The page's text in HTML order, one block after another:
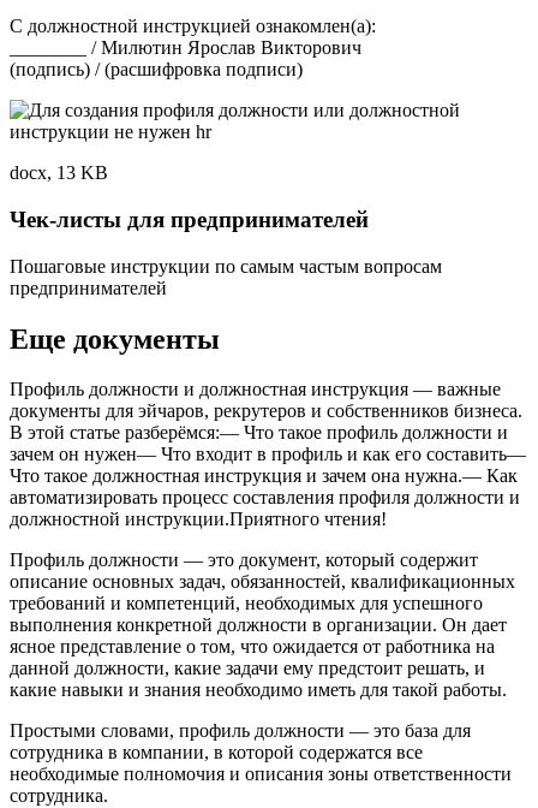
С должностной инструкцией ознакомлен(а):
________ / Милютин Ярослав Викторович
(подпись) / (расшифровка подписи)
docx, 13 KB
Чек-листы для предпринимателей
Пошаговые инструкции по самым частым вопросам
предпринимателей
Еще документы
Профиль должности и должностная инструкция — важные
документы для эйчаров, рекрутеров и собственников бизнеса.
В этой статье разберёмся:— Что такое профиль должности и
зачем он нужен— Что входит в профиль и как его составить—
Что такое должностная инструкция и зачем она нужна.— Как
автоматизировать процесс составления профиля должности и
должностной инструкции.Приятного чтения!
Профиль должности — это документ, который содержит
описание основных задач, обязанностей, квалификационных
требований и компетенций, необходимых для успешного
выполнения конкретной должности в организации. Он дает
ясное представление о том, что ожидается от работника на
данной должности, какие задачи ему предстоит решать, и
какие навыки и знания необходимо иметь для такой работы.
Простыми словами, профиль должности — это база для
сотрудника в компании, в которой содержатся все
необходимые полномочия и описания зоны ответственности
сотрудника.